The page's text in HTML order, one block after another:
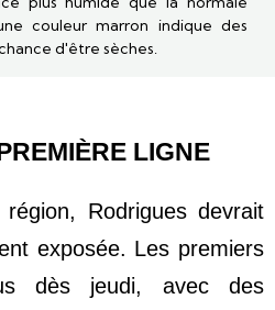
couleur marron indique des
d'être sèches.
LIGNE
Rodrigues devrait
exposée. Les premiers
dès jeudi, avec des